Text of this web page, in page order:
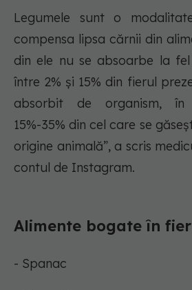
Legumele sunt o
compensa lipsa cărnii din
din ele nu se absoarbe la
între 2% și 15% din fierul
absorbit de organism,
15%-35% din cel care se
origine animală”, a scris
contul de Instagram.
Alimente bogate în fier
- Spanac